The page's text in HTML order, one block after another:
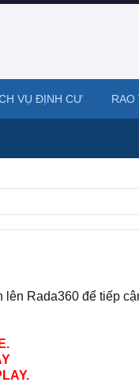
Rada360 để tiếp
VỤ ĐỊNH CƯ RAO